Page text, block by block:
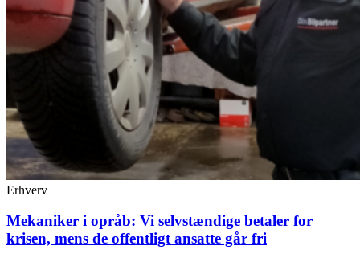
Erhverv
Mekaniker i opråb: Vi selvstændige betaler for
krisen, mens de offentligt ansatte går fri